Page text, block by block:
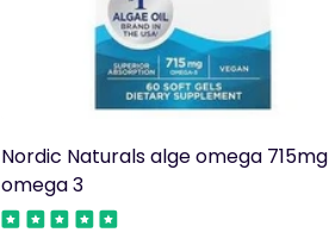
Nordic Naturals alge omega 715mg
omega 3